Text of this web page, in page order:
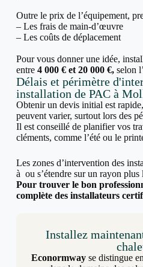
Outre le prix de l’équipement,
– Les frais de main-d’œuvre
– Les coûts de déplacement
Pour vous donner une idée,
entre 4 000 € et 20 000 €,selon
Délais et périmètre
installation de PAC à
Obtenir un devis initial est
peuvent varier, surtout lors des
Il est conseillé de planifier vos
cléments, comme l’été ou le
Les zones d’intervention des
à ou s’étendre sur un rayon plus
Pour trouver le bon
complète des installateurs
Installez
Econormway se distingue